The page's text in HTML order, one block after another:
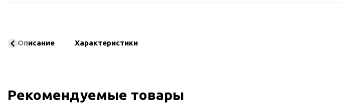
Описание Характеристики
Рекомендуемые товары